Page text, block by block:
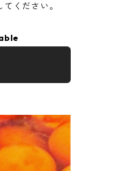
ください。